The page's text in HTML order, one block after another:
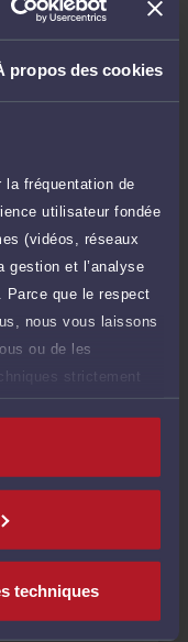
propos des cookies
la fréquentation de
utilisateur fondée
(vidéos, réseaux
et l’analyse
Parce que le respect
nous vous laissons
ou de les
strictement
techniques
un rappel
40 €
question
150 €
par écrit